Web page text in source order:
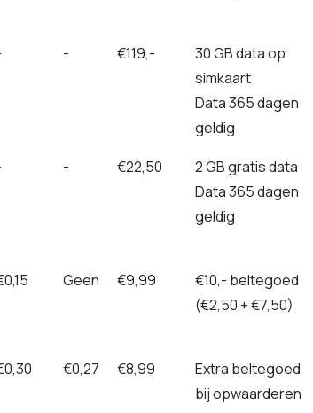
- €119,-
30 GB data op
simkaart
Data 365 dagen
geldig
- €22,50
2 GB gratis data
Data 365 dagen
geldig
Geen €9,99
€10,- beltegoed
(€2,50 + €7,50)
€0,27 €8,99
Extra beltegoed
bij opwaarderen